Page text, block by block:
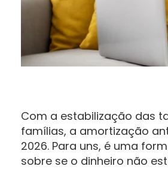
Com a estabilização das
famílias, a amortização
2026. Para uns, é uma
sobre se o dinheiro não